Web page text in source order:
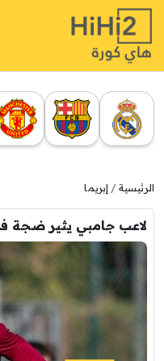
الرئيسية إبريما
لاعب جامبي يثير ضجة